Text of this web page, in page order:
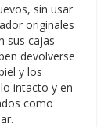
sin usar
originales
sus cajas
devolverse
y los
intacto y en
como